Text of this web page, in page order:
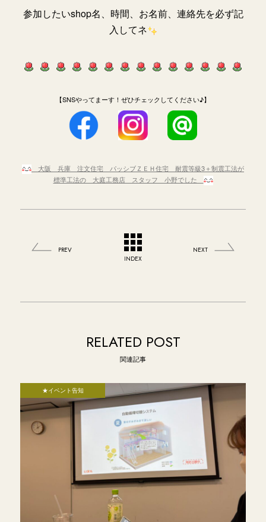
参加したいshop名、時間、お名前、連絡先を必ず記
入してネ
【SNSやってまーす！ぜひチェックしてください♪】
大阪 兵庫 注文住宅 パッシブＺＥＨ住宅 耐震等級3＋制震工法が
標準工法の 大庭工務店 スタッフ 小野でした
PREV
INDEX
NEXT
RELATED POST
関連記事
★イベント告知